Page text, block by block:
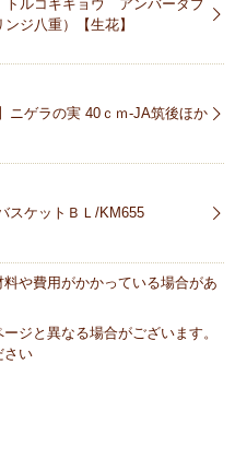
ルコギキョウ アンバーダブ
ジ八重）【生花】
ゲラの実 40ｃｍ-JA筑後ほか
スケットＢＬ/KM655
や費用がかかっている場合があ
ジと異なる場合がございます。
さい